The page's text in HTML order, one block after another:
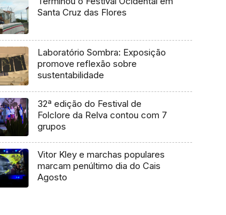
Santa Cruz das Flores
Laboratório Sombra: Exposição
promove reflexão sobre
sustentabilidade
32ª edição do Festival de
Folclore da Relva contou com 7
grupos
Vitor Kley e marchas populares
marcam penúltimo dia do Cais
Agosto